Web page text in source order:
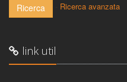
Ricerca Ricerca avanzata
link util